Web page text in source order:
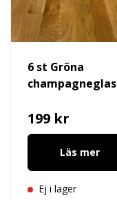
6 st Gröna
champagneglas
199 kr
Läs mer
Ej i lager